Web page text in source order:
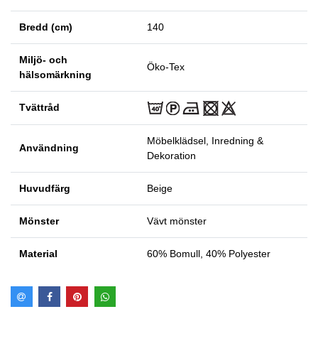
Bredd (cm) 140
Miljö- och
hälsomärkning
Öko-Tex
Tvättråd
Användning
Möbelklädsel, Inredning &
Dekoration
Huvudfärg Beige
Mönster Vävt mönster
Material 60% Bomull, 40% Polyester